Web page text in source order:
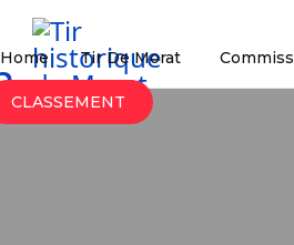
Home Tir De Morat
CLASSEMENT